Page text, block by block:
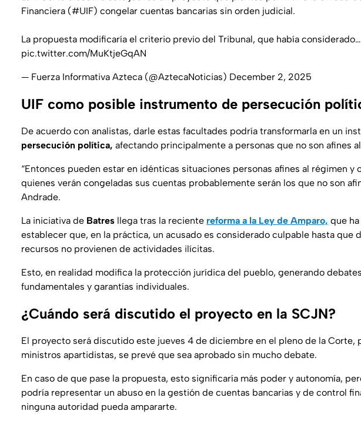
Financiera (#UIF) congelar cuentas bancarias sin orden judicial.
La propuesta modificaría el criterio previo del Tribunal, que había considerado…
pic.twitter.com/MuKtjeGqAN
— Fuerza Informativa Azteca (@AztecaNoticias) December 2, 2025
UIF como posible instrumento de persecución
De acuerdo con analistas, darle estas facultades podría transformarla en un
persecución política, afectando principalmente a personas que no son afines
“Entonces pueden estar en idénticas situaciones personas afines al régimen y
quienes verán congeladas sus cuentas probablemente serán los que no son
Andrade.
La iniciativa de Batres llega tras la reciente reforma a la Ley de Amparo, que
establecer que, en la práctica, un acusado es considerado culpable hasta que
recursos no provienen de actividades ilícitas.
Esto, en realidad modifica la protección jurídica del pueblo, generando
fundamentales y garantías individuales.
¿Cuándo será discutido el proyecto en la SCJN?
El proyecto será discutido este jueves 4 de diciembre en el pleno de la Corte,
ministros apartidistas, se prevé que sea aprobado sin mucho debate.
En caso de que pase la propuesta, esto significaría más poder y autonomía,
podría representar un abuso en la gestión de cuentas bancarias y de control
ninguna autoridad pueda ampararte.